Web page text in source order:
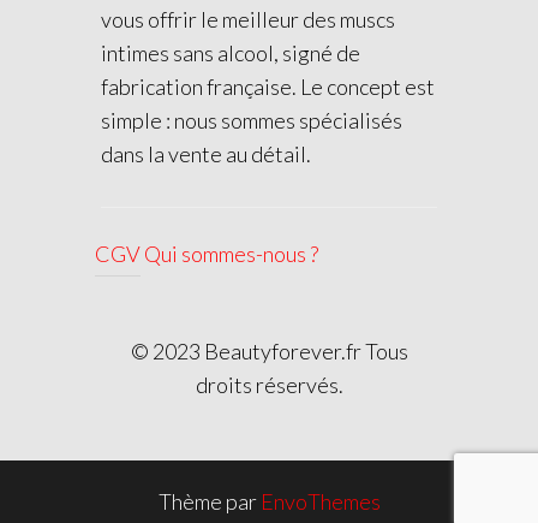
vous offrir le meilleur des muscs
intimes sans alcool, signé de
fabrication française. Le concept est
simple : nous sommes spécialisés
dans la vente au détail.
CGVQui sommes-nous ?
© 2023 Beautyforever.fr Tous
droits réservés.
Thème par EnvoThemes